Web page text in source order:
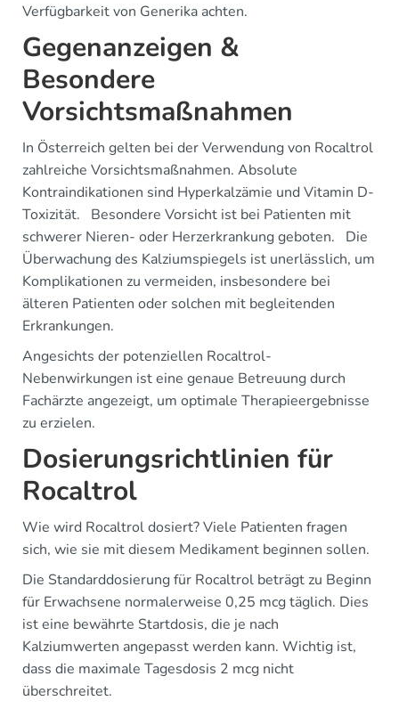
Verfügbarkeit von Generika achten.
Gegenanzeigen &
Besondere
Vorsichtsmaßnahmen
In Österreich gelten bei der Verwendung von Rocaltrol
zahlreiche Vorsichtsmaßnahmen. Absolute
Kontraindikationen sind Hyperkalzämie und Vitamin D-
Toxizität. Besondere Vorsicht ist bei Patienten mit
schwerer Nieren- oder Herzerkrankung geboten. Die
Überwachung des Kalziumspiegels ist unerlässlich, um
Komplikationen zu vermeiden, insbesondere bei
älteren Patienten oder solchen mit begleitenden
Erkrankungen.
Angesichts der potenziellen Rocaltrol-
Nebenwirkungen ist eine genaue Betreuung durch
Fachärzte angezeigt, um optimale Therapieergebnisse
zu erzielen.
Dosierungsrichtlinien für
Rocaltrol
Wie wird Rocaltrol dosiert? Viele Patienten fragen
sich, wie sie mit diesem Medikament beginnen sollen.
Die Standarddosierung für Rocaltrol beträgt zu Beginn
für Erwachsene normalerweise 0,25 mcg täglich. Dies
ist eine bewährte Startdosis, die je nach
Kalziumwerten angepasst werden kann. Wichtig ist,
dass die maximale Tagesdosis 2 mcg nicht
überschreitet.